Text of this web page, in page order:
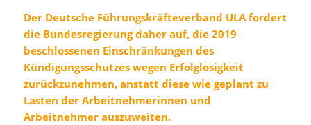
Der Deutsche Führungskräfteverband ULA fordert
die Bundesregierung daher auf, die 2019
beschlossenen Einschränkungen des
Kündigungsschutzes wegen Erfolglosigkeit
zurückzunehmen, anstatt diese wie geplant zu
Lasten der Arbeitnehmerinnen und
Arbeitnehmer auszuweiten.